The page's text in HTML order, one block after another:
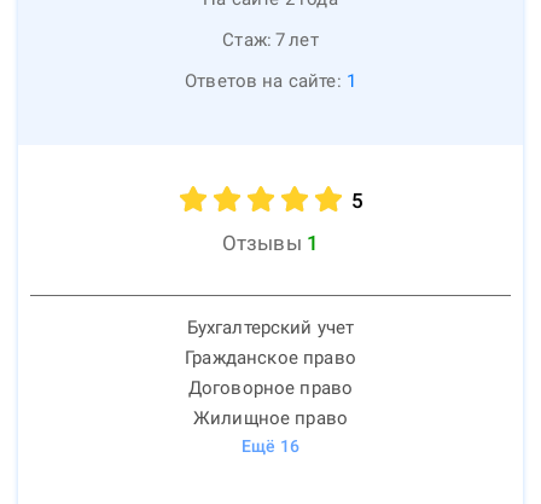
Стаж: 7лет
Ответов на сайте: 1
5
Отзывы 1
Бухгалтерский учет
Гражданское право
Договорное право
Жилищное право
Ещё 16